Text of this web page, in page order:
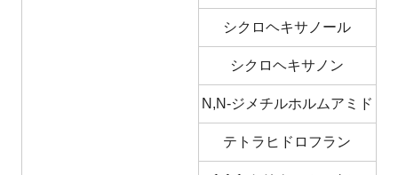
シクロヘキサノール
シクロヘキサノン
N,N-ジメチルホルムアミド
テトラヒドロフラン